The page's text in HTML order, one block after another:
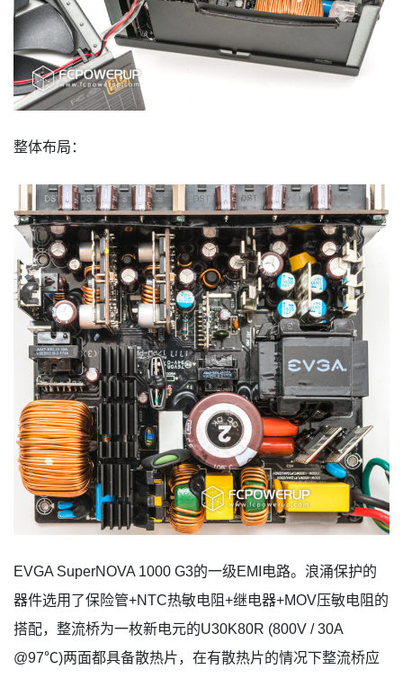
整体布局：
EVGA SuperNOVA 1000 G3的一级EMI电路。浪涌保护的
器件选用了保险管+NTC热敏电阻+继电器+MOV压敏电阻的
搭配，整流桥为一枚新电元的U30K80R (800V / 30A
@97℃)两面都具备散热片，在有散热片的情况下整流桥应